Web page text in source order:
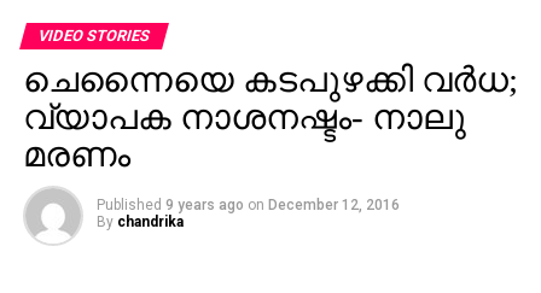
VIDEO STORIES
ചെന്നൈയെ കടപുഴക്കി വര്‍ധ;
വ്യാപക നാശനഷ്ടം- നാലു
മരണം
Published 9 years ago on December 12, 2016
By chandrika